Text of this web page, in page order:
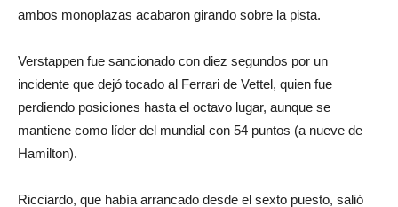
ambos monoplazas acabaron girando sobre la pista.
Verstappen fue sancionado con diez segundos por un
incidente que dejó tocado al Ferrari de Vettel, quien fue
perdiendo posiciones hasta el octavo lugar, aunque se
mantiene como líder del mundial con 54 puntos (a nueve de
Hamilton).
Ricciardo, que había arrancado desde el sexto puesto, salió